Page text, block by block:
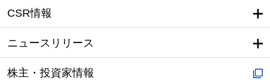
CSR情報
ニュースリリース
株主・投資家情報